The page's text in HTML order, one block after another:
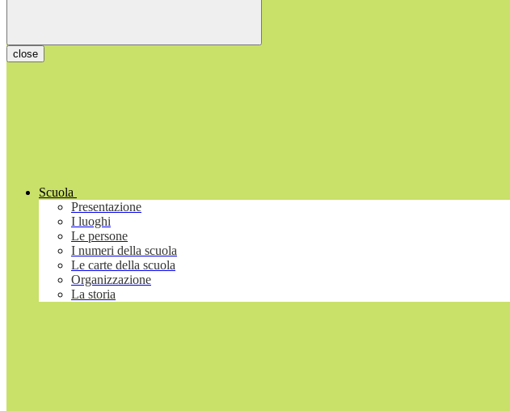
close
Scuola
Presentazione
I luoghi
Le persone
I numeri della scuola
Le carte della scuola
Organizzazione
La storia